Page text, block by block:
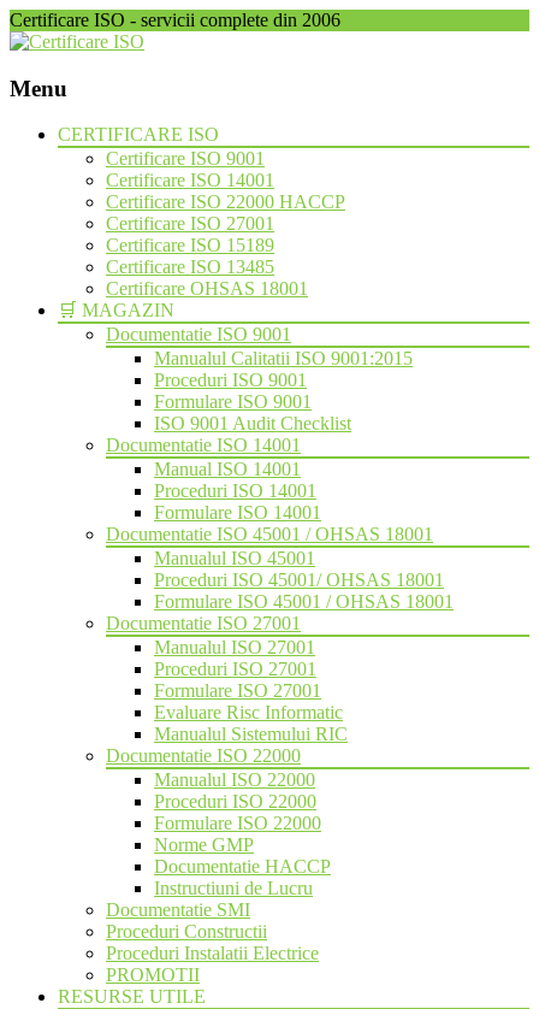
Certificare ISO - servicii complete din 2006
Menu
Skip
CERTIFICARE ISO
Certificare ISO 9001
Certificare ISO 14001
Certificare ISO 22000 HACCP
Certificare ISO 27001
Certificare ISO 15189
Certificare ISO 13485
Certificare OHSAS 18001
🛒 MAGAZIN
Documentatie ISO 9001
Manualul Calitatii ISO 9001:2015
Proceduri ISO 9001
Formulare ISO 9001
ISO 9001 Audit Checklist
Documentatie ISO 14001
Manual ISO 14001
Proceduri ISO 14001
Formulare ISO 14001
Documentatie ISO 45001 / OHSAS 18001
Manualul ISO 45001
Proceduri ISO 45001/ OHSAS 18001
Formulare ISO 45001 / OHSAS 18001
Documentatie ISO 27001
Manualul ISO 27001
Proceduri ISO 27001
Formulare ISO 27001
Evaluare Risc Informatic
Manualul Sistemului RIC
Documentatie ISO 22000
Manualul ISO 22000
Proceduri ISO 22000
Formulare ISO 22000
Norme GMP
Documentatie HACCP
Instructiuni de Lucru
Documentatie SMI
Proceduri Constructii
Proceduri Instalatii Electrice
PROMOTII
RESURSE UTILE